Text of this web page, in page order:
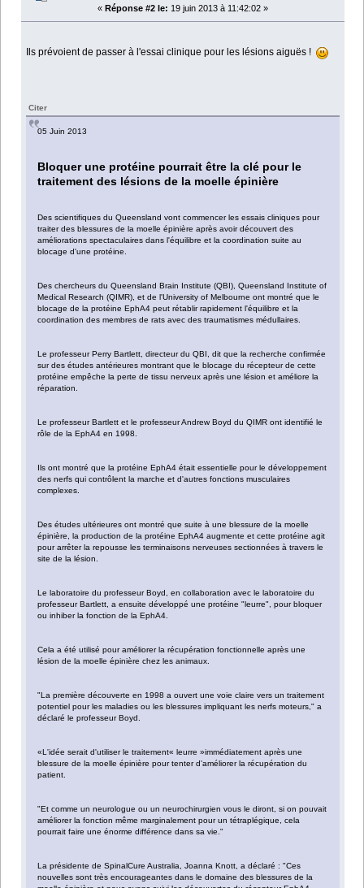
« Réponse #2 le: 19 juin 2013 à 11:42:02 »
Ils prévoient de passer à l'essai clinique pour les lésions aiguës !
Citer
05 Juin 2013
Bloquer une protéine pourrait être la clé pour le
traitement des lésions de la moelle épinière
Des scientifiques du Queensland vont commencer les essais cliniques pour
traiter des blessures de la moelle épinière après avoir découvert des
améliorations spectaculaires dans l'équilibre et la coordination suite au
blocage d'une protéine.
Des chercheurs du Queensland Brain Institute (QBI), Queensland Institute of
Medical Research (QIMR), et de l'University of Melbourne ont montré que le
blocage de la protéine EphA4 peut rétablir rapidement l'équilibre et la
coordination des membres de rats avec des traumatismes médullaires.
Le professeur Perry Bartlett, directeur du QBI, dit que la recherche confirmée
sur des études antérieures montrant que le blocage du récepteur de cette
protéine empêche la perte de tissu nerveux après une lésion et améliore la
réparation.
Le professeur Bartlett et le professeur Andrew Boyd du QIMR ont identifié le
rôle de la EphA4 en 1998.
Ils ont montré que la protéine EphA4 était essentielle pour le développement
des nerfs qui contrôlent la marche et d'autres fonctions musculaires
complexes.
Des études ultérieures ont montré que suite à une blessure de la moelle
épinière, la production de la protéine EphA4 augmente et cette protéine agit
pour arrêter la repousse les terminaisons nerveuses sectionnées à travers le
site de la lésion.
Le laboratoire du professeur Boyd, en collaboration avec le laboratoire du
professeur Bartlett, a ensuite développé une protéine "leurre", pour bloquer
ou inhiber la fonction de la EphA4.
Cela a été utilisé pour améliorer la récupération fonctionnelle après une
lésion de la moelle épinière chez les animaux.
"La première découverte en 1998 a ouvert une voie claire vers un traitement
potentiel pour les maladies ou les blessures impliquant les nerfs moteurs," a
déclaré le professeur Boyd.
«L'idée serait d'utiliser le traitement« leurre »immédiatement après une
blessure de la moelle épinière pour tenter d'améliorer la récupération du
patient.
"Et comme un neurologue ou un neurochirurgien vous le diront, si on pouvait
améliorer la fonction même marginalement pour un tétraplégique, cela
pourrait faire une énorme différence dans sa vie."
La présidente de SpinalCure Australia, Joanna Knott, a déclaré : "Ces
nouvelles sont très encourageantes dans le domaine des blessures de la